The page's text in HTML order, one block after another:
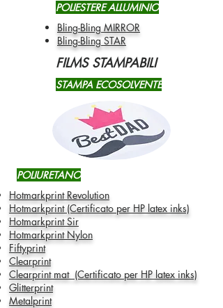
POLIESTERE ALLUMINIO
Bling-Bling MIRROR
Bling-Bling STAR
FILMS STAMPABILI
STAMPA ECOSOLVENTE
POLIURETANO
Hotmarkprint Revolution
Hotmarkprint (Certificato per HP latex inks)
Hotmarkprint Sir
Hotmarkprint Nylon
Fiftyprint
Clearprint
Clearprint mat (Certificato per HP latex inks)
Glitterprint
Metalprint